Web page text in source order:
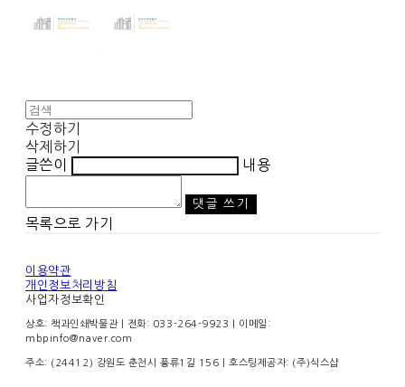
수정하기
삭제하기
글쓴이
내용
댓글 쓰기
목록으로 가기
이용약관
개인정보처리방침
사업자정보확인
상호: 책과인쇄박물관 | 전화: 033-264-9923 | 이메일:
mbpinfo@naver.com
주소: (24412) 강원도 춘천시 풍류1길 156 | 호스팅제공자: (주)식스샵